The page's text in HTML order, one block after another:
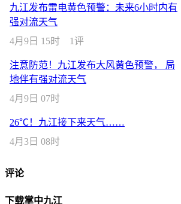
九江发布雷电黄色预警：未来6小时内有
强对流天气
4月9日 15时
1评
注意防范！九江发布大风黄色预警， 局
地伴有强对流天气
4月9日 07时
26℃！九江接下来天气……
4月3日 08时
评论
下载掌中九江